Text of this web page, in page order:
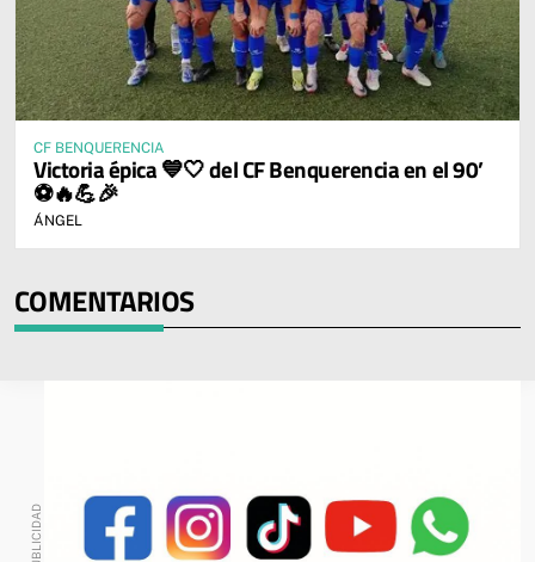
CF BENQUERENCIA
Victoria épica 💙🤍 del CF Benquerencia en el 90’
⚽🔥💪🎉
ÁNGEL
COMENTARIOS